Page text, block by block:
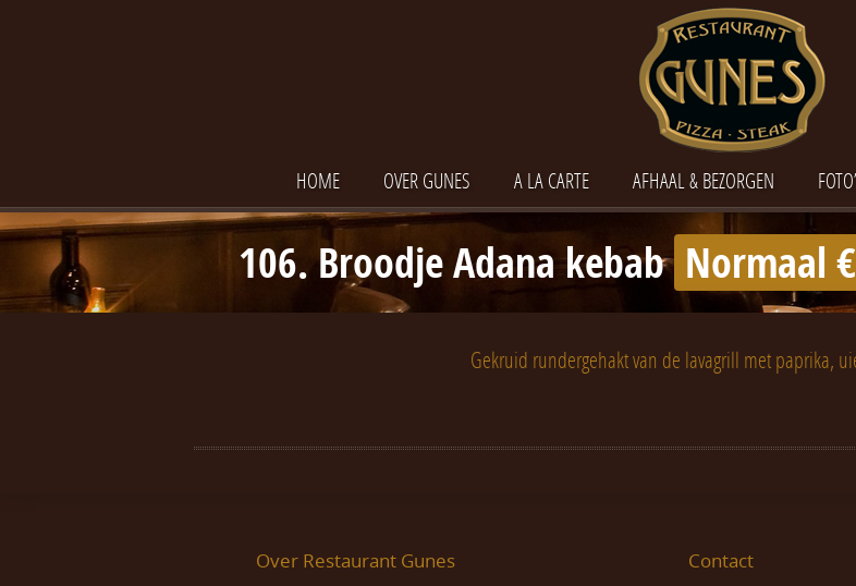
HOME OVER GUNES A LA CARTE AFHAAL & BEZORGEN
106. Broodje Adana kebab Normaal
Gekruid rundergehakt van de lavagrill met paprika,
Over Restaurant Gunes Contact